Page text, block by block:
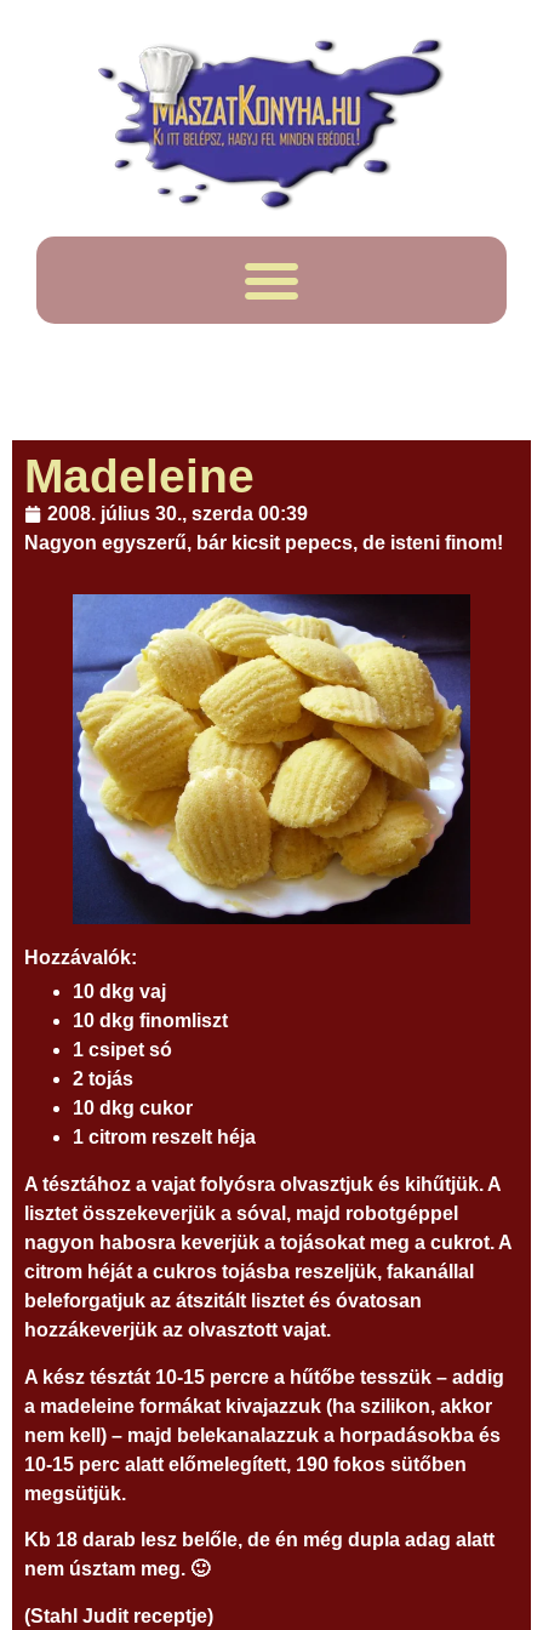
Madeleine
2008. július 30., szerda 00:39
Nagyon egyszerű, bár kicsit pepecs, de isteni finom!
Hozzávalók:
10 dkg vaj
10 dkg finomliszt
1 csipet só
2 tojás
10 dkg cukor
1 citrom reszelt héja
A tésztához a vajat folyósra olvasztjuk és kihűtjük. A
lisztet összekeverjük a sóval, majd robotgéppel
nagyon habosra keverjük a tojásokat meg a cukrot. A
citrom héját a cukros tojásba reszeljük, fakanállal
beleforgatjuk az átszitált lisztet és óvatosan
hozzákeverjük az olvasztott vajat.
A kész tésztát 10-15 percre a hűtőbe tesszük – addig
a madeleine formákat kivajazzuk (ha szilikon, akkor
nem kell) – majd belekanalazzuk a horpadásokba és
10-15 perc alatt előmelegített, 190 fokos sütőben
megsütjük.
Kb 18 darab lesz belőle, de én még dupla adag alatt
nem úsztam meg. 🙂
(Stahl Judit receptje)